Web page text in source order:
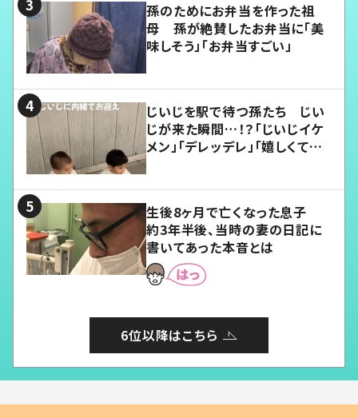
孫のためにお弁当を作った祖
母 孫が絶賛したお弁当に「美
味しそう」「お弁当すごい」
じいじを駅で待つ孫たち じい
じが来た瞬間…！？「じいじイケ
メン」「デレッデレ」「嬉しくて可
生後8ヶ月で亡くなった息子
約3年半後、当時の妻の日記に
書いてあった本音とは
6位以降はこちら